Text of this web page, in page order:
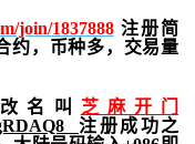
join/1837888注册简
约， 币种多，交易量
名叫 芝麻开门
注册成功之